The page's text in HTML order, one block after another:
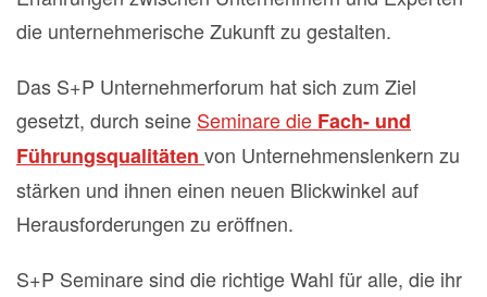
die unternehmerische Zukunft zu gestalten.
Das S+P Unternehmerforum hat sich zum Ziel
gesetzt, durch seine Seminare die Fach- und
Führungsqualitäten von Unternehmenslenkern zu
stärken und ihnen einen neuen Blickwinkel auf
Herausforderungen zu eröffnen.
S+P Seminare sind die richtige Wahl für alle, die ihr